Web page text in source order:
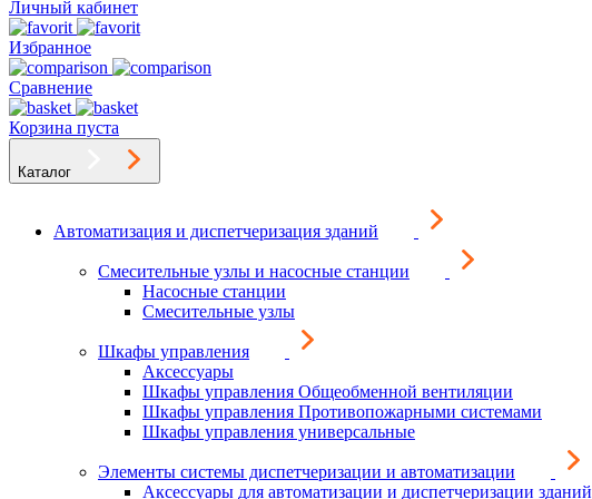
Личный кабинет
Избранное
Сравнение
Корзина пуста
Каталог
Автоматизация и диспетчеризация зданий
Смесительные узлы и насосные станции
Насосные станции
Смесительные узлы
Шкафы управления
Аксессуары
Шкафы управления Общеобменной вентиляции
Шкафы управления Противопожарными системами
Шкафы управления универсальные
Элементы системы диспетчеризации и автоматизации
Аксессуары для автоматизации и диспетчеризации зданий